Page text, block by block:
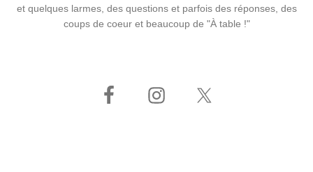
et quelques larmes, des questions et parfois des réponses, des
coups de coeur et beaucoup de "À table !"